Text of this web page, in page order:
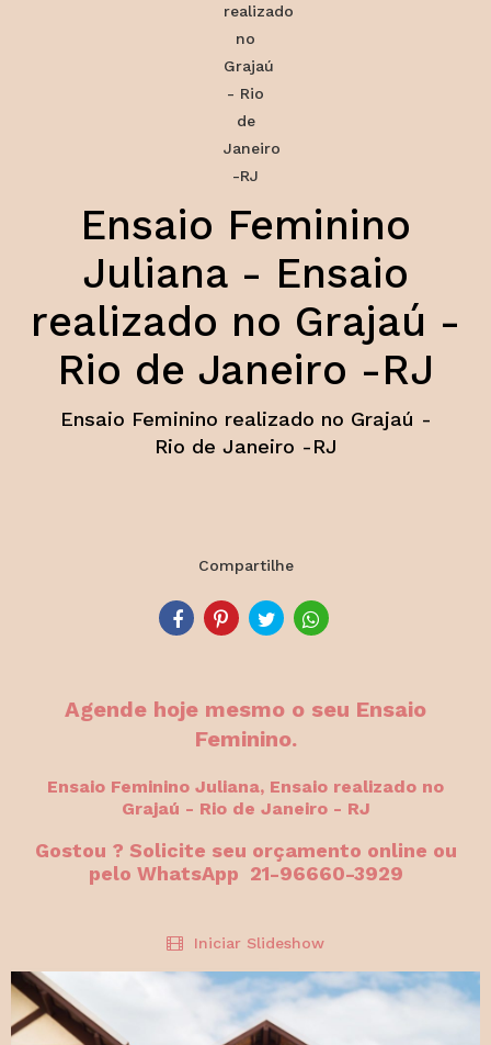
Ensaio Feminino
Juliana - Ensaio
realizado no Grajaú -
Rio de Janeiro -RJ
Ensaio Feminino realizado no Grajaú -
Rio de Janeiro -RJ
Compartilhe
Agende hoje mesmo o seu Ensaio
Feminino.
Ensaio Feminino Juliana, Ensaio realizado no
Grajaú - Rio de Janeiro - RJ
Gostou ? Solicite seu orçamento online ou
pelo WhatsApp 21-96660-3929
Iniciar Slideshow